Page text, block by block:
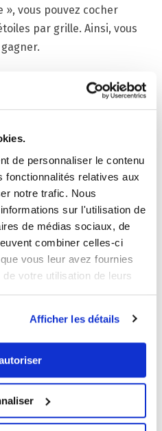
de personnaliser le contenu
fonctionnalités relatives aux
notre trafic. Nous
sur l'utilisation de
de médias sociaux, de
combiner celles-ci
vous leur avez fournies
votre utilisation de leurs
Afficher les détails
», vous pouvez cocher
par grille. Ainsi, vous
rendez vous sur
ligne à
registre